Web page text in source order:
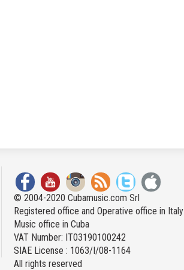
© 2004-2020 Cubamusic.com Srl
Registered office and Operative office in Italy
Music office in Cuba
VAT Number: IT03190100242
SIAE License : 1063/I/08-1164
All rights reserved